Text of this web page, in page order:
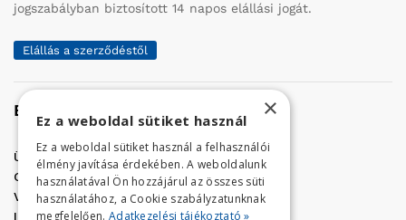
jogszabályban biztosított 14 napos elállási jogát.
Elállás a szerződéstől
Elérhetőség
Üzletünk címe:
Szolnok, Vércse út 17.
Golf Center Áruház:06 (56) 423-324
VÁR-Kert Áruház: 06 (56) 429-771
Iroda:06 (56) 421-857
×
Ez a weboldal sütiket használ
Ez a weboldal sütiket használ a felhasználói
élmény javítása érdekében. A weboldalunk
használatával Ön hozzájárul az összes süti
használatához, a Cookie szabályzatunknak
megfelelően. Adatkezelési tájékoztató »